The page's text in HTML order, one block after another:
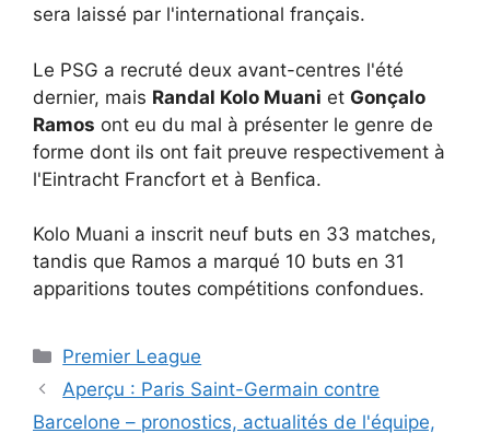
sera laissé par l'international français.
Le PSG a recruté deux avant-centres l'été
dernier, mais Randal Kolo Muani et Gonçalo
Ramos ont eu du mal à présenter le genre de
forme dont ils ont fait preuve respectivement à
l'Eintracht Francfort et à Benfica.
Kolo Muani a inscrit neuf buts en 33 matches,
tandis que Ramos a marqué 10 buts en 31
apparitions toutes compétitions confondues.
Catégories
Premier League
Aperçu : Paris Saint-Germain contre
Barcelone – pronostics, actualités de l'équipe,